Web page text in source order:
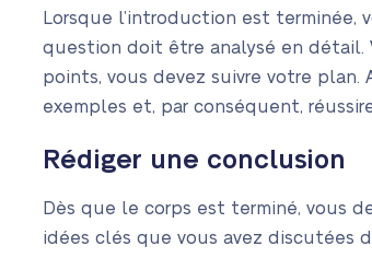
Lorsque l’introduction est terminée,
question doit être analysé en détail.
points, vous devez suivre votre plan.
exemples et, par conséquent,
Rédiger une conclusion
Dès que le corps est terminé, vous
idées clés que vous avez discutées